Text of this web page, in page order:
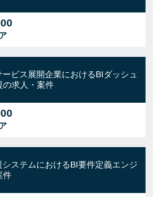
ービス展開企業におけるBIダッシュ
の求人・案件
システムにおけるBI要件定義エンジ
件